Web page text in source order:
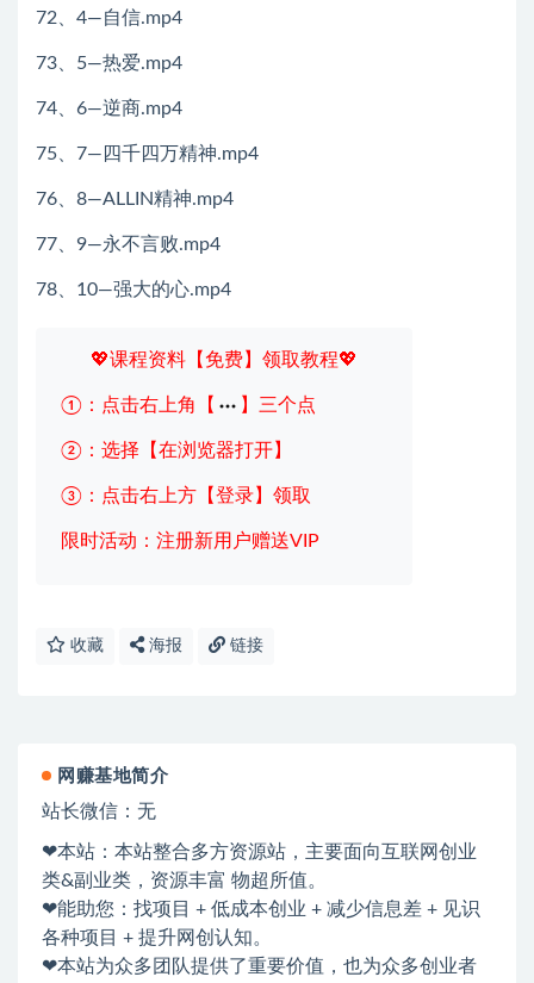
72、4—自信.mp4
73、5—热爱.mp4
74、6—逆商.mp4
75、7—四千四万精神.mp4
76、8—ALLIN精神.mp4
77、9—永不言败.mp4
78、10—强大的心.mp4
💖课程资料【免费】领取教程💖
①：点击右上角【 】三个点
②：选择【在浏览器打开】
③：点击右上方【登录】领取
限时活动：注册新用户赠送VIP
收藏 海报 链接
网赚基地简介
站长微信：无
❤本站：本站整合多方资源站，主要面向互联网创业
类&副业类，资源丰富 物超所值。
❤能助您：找项目 + 低成本创业 + 减少信息差 + 见识
各种项目 + 提升网创认知。
❤本站为众多团队提供了重要价值，也为众多创业者